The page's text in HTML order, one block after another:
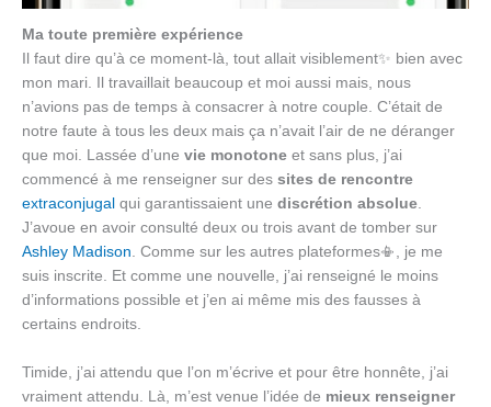
Ma toute première expérience
Il faut dire qu’à ce moment-là, tout allait visiblement✨ bien avec
mon mari. Il travaillait beaucoup et moi aussi mais, nous
n’avions pas de temps à consacrer à notre couple. C’était de
notre faute à tous les deux mais ça n’avait l’air de ne déranger
que moi. Lassée d’une vie monotone et sans plus, j’ai
commencé à me renseigner sur des sites de rencontre
extraconjugal qui garantissaient une discrétion absolue.
J’avoue en avoir consulté deux ou trois avant de tomber sur
Ashley Madison. Comme sur les autres plateformes📳, je me
suis inscrite. Et comme une nouvelle, j’ai renseigné le moins
d’informations possible et j’en ai même mis des fausses à
certains endroits.
Timide, j’ai attendu que l’on m’écrive et pour être honnête, j’ai
vraiment attendu. Là, m’est venue l’idée de mieux renseigner